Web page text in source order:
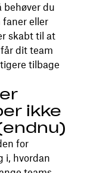
behøver du
faner eller
skabt til at
dit team
tilbage
ikke
for
i, hvordan